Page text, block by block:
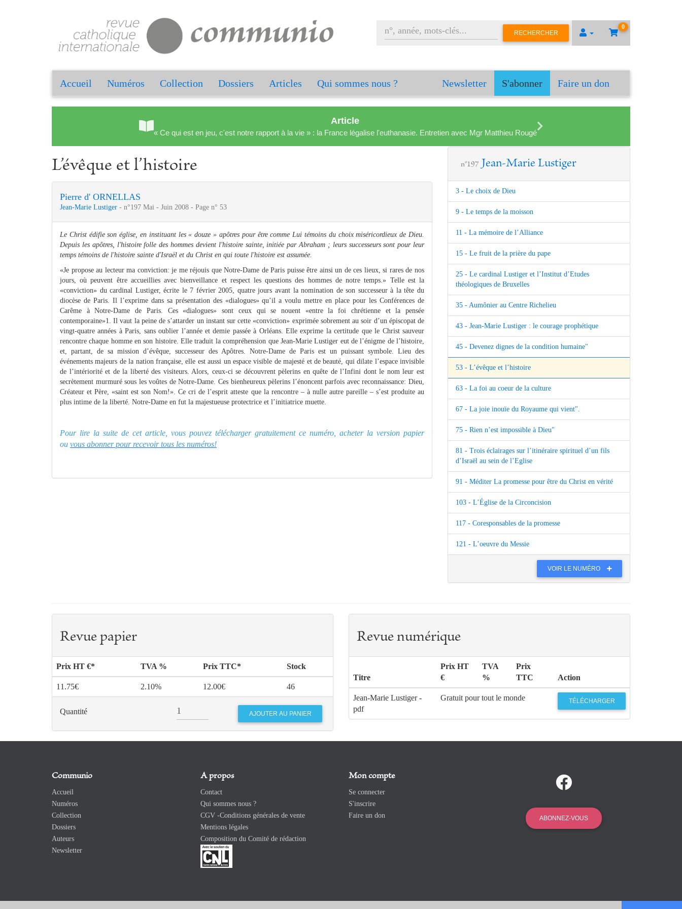
0
RECHERCHER
Accueil Numéros Collection Dossiers Articles Qui sommes nous ? Newsletter S'abonner Faire un don
Article
« Ce qui est en jeu, c'est notre rapport à la vie » : la France légalise l'euthanasie. Entretien avec Mgr Matthieu Rougé
L’évêque et l’histoire
Pierre d' ORNELLAS
Jean-Marie Lustiger - n°197 Mai - Juin 2008 - Page n° 53
Le Christ édifie son église, en instituant les « douze » apôtres pour être comme Lui témoins du choix miséricordieux de Dieu.
Depuis les apôtres, l'histoire folle des hommes devient l'histoire sainte, initiée par Abraham ; leurs successeurs sont pour leur
temps témoins de l'histoire sainte d'Israël et du Christ en qui toute l'histoire est assumée.
«Je propose au lecteur ma conviction: je me réjouis que Notre-Dame de Paris puisse être ainsi un de ces lieux, si rares de nos
jours, où peuvent être accueillies avec bienveillance et respect les questions des hommes de notre temps.» Telle est la
«conviction» du cardinal Lustiger, écrite le 7 février 2005, quatre jours avant la nomination de son successeur à la tête du
diocèse de Paris. Il l’exprime dans sa présentation des «dialogues» qu’il a voulu mettre en place pour les Conférences de
Carême à Notre-Dame de Paris. Ces «dialogues» sont ceux qui se nouent «entre la foi chrétienne et la pensée
contemporaine»1. Il vaut la peine de s’attarder un instant sur cette «conviction» exprimée sobrement au soir d’un épiscopat de
vingt-quatre années à Paris, sans oublier l’année et demie passée à Orléans. Elle exprime la certitude que le Christ sauveur
rencontre chaque homme en son histoire. Elle traduit la compréhension que Jean-Marie Lustiger eut de l’énigme de l’histoire,
et, partant, de sa mission d’évêque, successeur des Apôtres. Notre-Dame de Paris est un puissant symbole. Lieu des
événements majeurs de la nation française, elle est aussi un espace visible de majesté et de beauté, qui dilate l’espace invisible
de l’intériorité et de la liberté des visiteurs. Alors, ceux-ci se découvrent pèlerins en quête de l’Infini dont le nom leur est
secrètement murmuré sous les voûtes de Notre-Dame. Ces bienheureux pèlerins l’énoncent parfois avec reconnaissance: Dieu,
Créateur et Père, «saint est son Nom!». Ce cri de l’esprit atteste que la rencontre – à nulle autre pareille – s’est produite au
plus intime de la liberté. Notre-Dame en fut la majestueuse protectrice et l’initiatrice muette.
Pour lire la suite de cet article, vous pouvez télécharger gratuitement ce numéro, acheter la version papier
ou vous abonner pour recevoir tous les numéros!
n°197 Jean-Marie Lustiger
3 - Le choix de Dieu
9 - Le temps de la moisson
11 - La mémoire de l’Alliance
15 - Le fruit de la prière du pape
25 - Le cardinal Lustiger et l’Institut d’Etudes
théologiques de Bruxelles
35 - Aumônier au Centre Richelieu
43 - Jean-Marie Lustiger : le courage prophétique
45 - Devenez dignes de la condition humaine"
53 - L’évêque et l’histoire
63 - La foi au coeur de la culture
67 - La joie inouïe du Royaume qui vient".
75 - Rien n’est impossible à Dieu"
81 - Trois éclairages sur l’itinéraire spirituel d’un fils
d’Israël au sein de l’Eglise
91 - Méditer La promesse pour être du Christ en vérité
103 - L’Église de la Circoncision
117 - Coresponsables de la promesse
121 - L’oeuvre du Messie
VOIR LE NUMÉRO
Revue papier
Prix HT €* TVA % Prix TTC* Stock
11.75€ 2.10% 12.00€ 46
Quantité
Revue numérique
Titre
Prix HT
€
TVA
%
Prix
TTC
Action
Jean-Marie Lustiger -
pdf
Gratuit pour tout le monde TÉLÉCHARGER
Communio
Accueil
Numéros
Collection
Dossiers
Auteurs
Newsletter
A propos
Contact
Qui sommes nous ?
CGV -Conditions générales de vente
Mentions légales
Composition du Comité de rédaction
Mon compte
Se connecter
S'inscrire
Faire un don
ABONNEZ-VOUS